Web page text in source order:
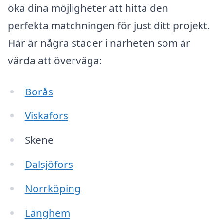
öka dina möjligheter att hitta den
perfekta matchningen för just ditt projekt.
Här är några städer i närheten som är
värda att överväga:
Borås
Viskafors
Skene
Dalsjöfors
Norrköping
Länghem